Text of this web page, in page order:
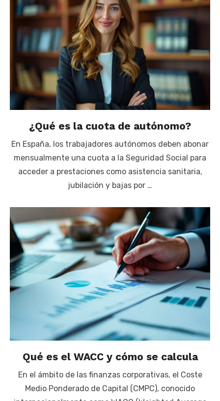
¿Qué es la cuota de autónomo?
En España, los trabajadores autónomos deben abonar
mensualmente una cuota a la Seguridad Social para
acceder a prestaciones como asistencia sanitaria,
jubilación y bajas por …
Qué es el WACC y cómo se calcula
En el ámbito de las finanzas corporativas, el Coste
Medio Ponderado de Capital (CMPC), conocido